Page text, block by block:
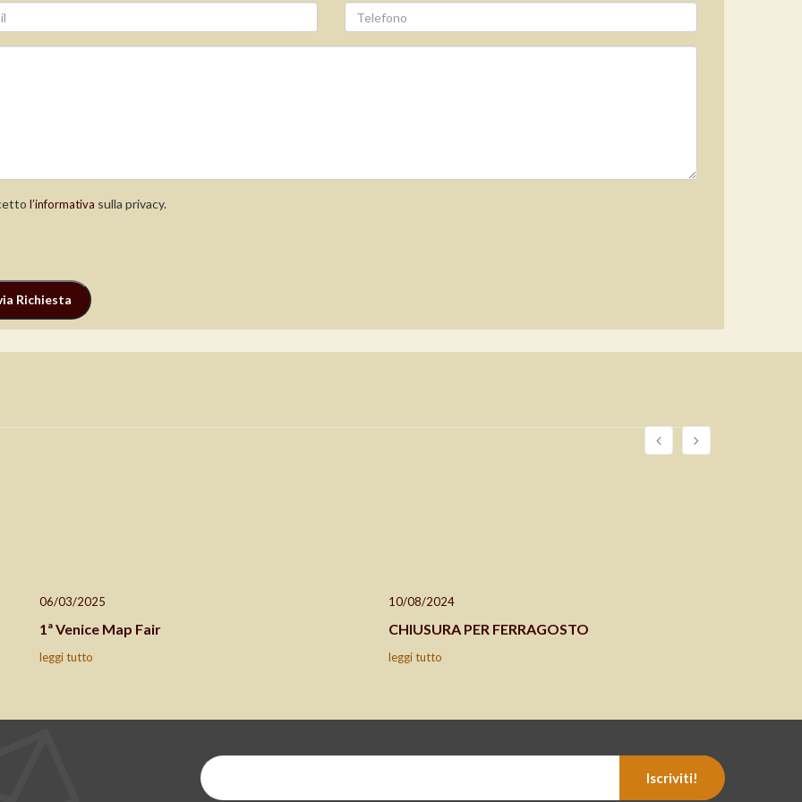
l’informativa sulla privacy.
06/03/2025
1ª Venice Map Fair
leggi tutto
10/08/2024
CHIUSURA PER FERRAGOSTO
leggi tutto
Iscriviti!